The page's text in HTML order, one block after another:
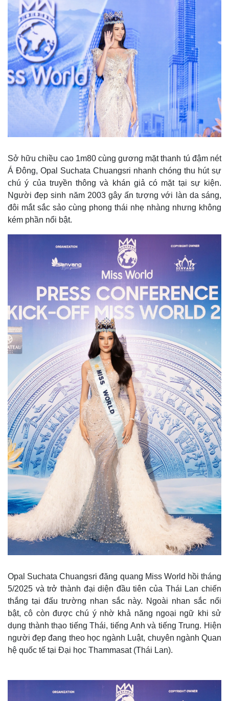
Thế giới
Quan sát
Cuộc sống đó đây
Hồ sơ
Multimedia
Video
Ảnh
E-Magazine
Infographic
Sở hữu chiều cao 1m80 cùng gương mặt thanh tú đậm nét
Á Đông, Opal Suchata Chuangsri nhanh chóng thu hút sự
chú ý của truyền thông và khán giả có mặt tại sự kiện.
Người đẹp sinh năm 2003 gây ấn tượng với làn da sáng,
đôi mắt sắc sảo cùng phong thái nhẹ nhàng nhưng không
kém phần nổi bật.
Opal Suchata Chuangsri đăng quang Miss World hồi tháng
5/2025 và trở thành đại diện đầu tiên của Thái Lan chiến
thắng tại đấu trường nhan sắc này. Ngoài nhan sắc nổi
bật, cô còn được chú ý nhờ khả năng ngoại ngữ khi sử
dụng thành thạo tiếng Thái, tiếng Anh và tiếng Trung. Hiện
người đẹp đang theo học ngành Luật, chuyên ngành Quan
hệ quốc tế tại Đại học Thammasat (Thái Lan).